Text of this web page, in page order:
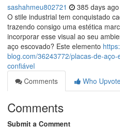
sashahmeu802721 385 days ago
O stile industrial tem conquistado
trazendo consigo uma estética
incorporar esse visual ao seu
aço escovado? Este elemento
blog.com/36243772/placas-de-
confiável
Comments
Who
Comments
Submit a Comment